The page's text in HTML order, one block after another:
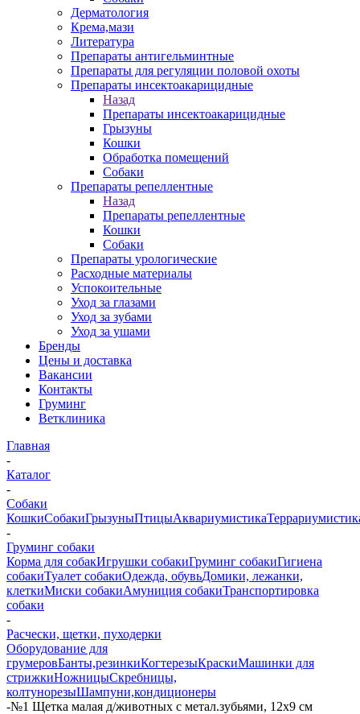
Дерматология
Крема,мази
Литература
Препараты антигельминтные
Препараты для регуляции половой охоты
Препараты инсектоакарицидные
Назад
Препараты инсектоакарицидные
Грызуны
Кошки
Обработка помещений
Собаки
Препараты репеллентные
Назад
Препараты репеллентные
Кошки
Собаки
Препараты урологические
Расходные материалы
Успокоительные
Уход за глазами
Уход за зубами
Уход за ушами
Бренды
Цены и доставка
Вакансии
Контакты
Груминг
Ветклиника
Главная
-
Каталог
-
Собаки
КошкиСобакиГрызуныПтицыАквариумистика
-
Груминг собаки
Корма для собакИгрушки собакиГруминг собакиГигиена
собакиТуалет собакиОдежда, обувьДомики, лежанки,
клеткиМиски собакиАмуниция собакиТранспортировка
собаки
-
Расчески, щетки, пуходерки
Оборудование для
грумеровБанты,резинкиКогтерезыКраскиМашинки для
стрижкиНожницыСкребницы,
колтунорезыШампуни,кондиционеры
-№1 Щетка малая д/животных с метал.зубьями, 12х9 см